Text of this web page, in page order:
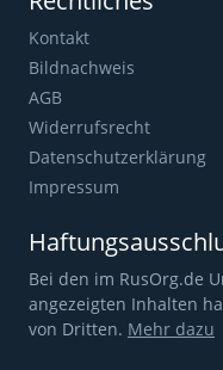
Kontakt
Bildnachweis
AGB
Widerrufsrecht
Datenschutzerklärung
Impressum
Bei den im RusOrg.de
angezeigten Inhalten
von Dritten. Mehr dazu